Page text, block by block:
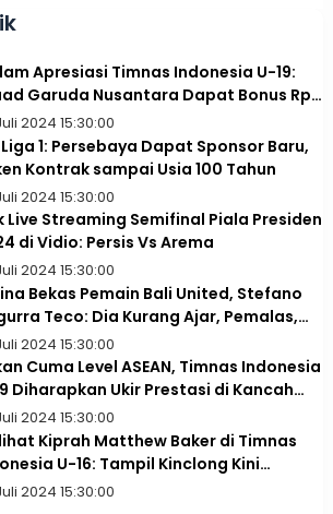
Apresiasi Timnas Indonesia U-19:
Garuda Nusantara Dapat Bonus Rp1
2024 15:30:00
Liga 1: Persebaya Dapat Sponsor Baru,
Kontrak sampai Usia 100 Tahun
2024 15:30:00
Live Streaming Semifinal Piala Presiden
di Vidio: Persis Vs Arema
2024 15:30:00
Bekas Pemain Bali United, Stefano
Teco: Dia Kurang Ajar, Pemalas,
Tidak Paham Taktik
2024 15:30:00
Cuma Level ASEAN, Timnas Indonesia
Diharapkan Ukir Prestasi di Kancah
2024 15:30:00
Kiprah Matthew Baker di Timnas
U-16: Tampil Kinclong Kini
Dibajak Australia
2024 15:30:00